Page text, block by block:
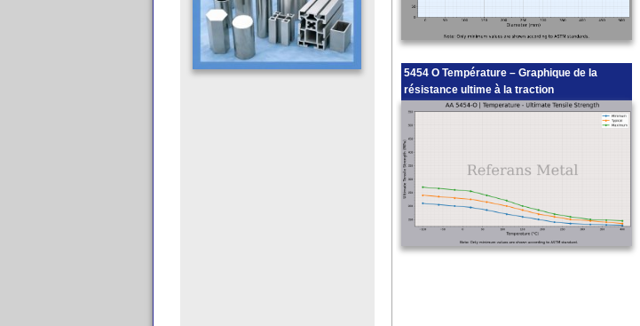
5454 O Température – Graphique de la
résistance ultime à la traction